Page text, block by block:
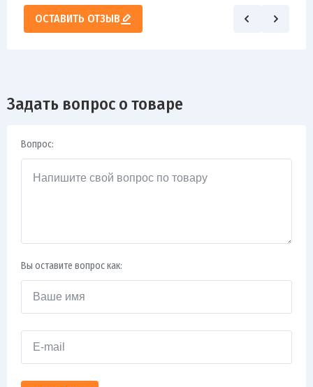
ОСТАВИТЬ ОТЗЫВ
Задать вопрос о товаре
Вопрос:
Вы оставите вопрос как: